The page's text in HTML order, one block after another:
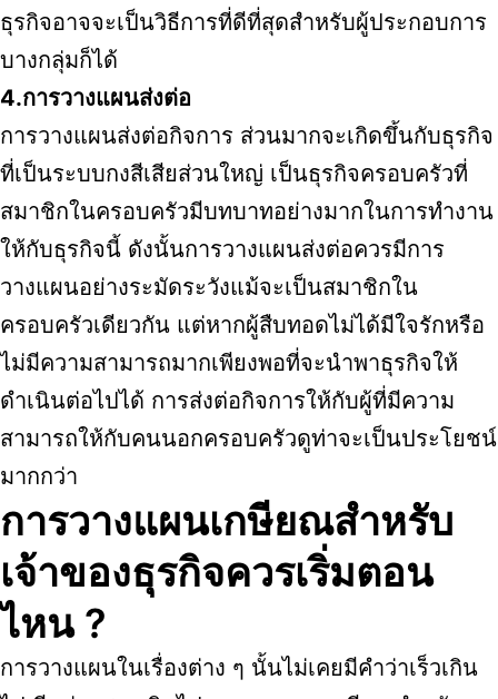
ธุรกิจอาจจะเป็นวิธีการที่ดีที่สุดสำหรับผู้ประกอบการ
บางกลุ่มก็ได้
4.การวางแผนส่งต่อ
การวางแผนส่งต่อกิจการ ส่วนมากจะเกิดขึ้นกับธุรกิจ
ที่เป็นระบบกงสีเสียส่วนใหญ่ เป็นธุรกิจครอบครัวที่
สมาชิกในครอบครัวมีบทบาทอย่างมากในการทำงาน
ให้กับธุรกิจนี้ ดังนั้นการวางแผนส่งต่อควรมีการ
วางแผนอย่างระมัดระวังแม้จะเป็นสมาชิกใน
ครอบครัวเดียวกัน แต่หากผู้สืบทอดไม่ได้มีใจรักหรือ
ไม่มีความสามารถมากเพียงพอที่จะนำพาธุรกิจให้
ดำเนินต่อไปได้ การส่งต่อกิจการให้กับผู้ที่มีความ
สามารถให้กับคนนอกครอบครัวดูท่าจะเป็นประโยชน์
มากกว่า
การวางแผนเกษียณสำหรับ
เจ้าของธุรกิจควรเริ่มตอน
ไหน ?
การวางแผนในเรื่องต่าง ๆ นั้นไม่เคยมีคำว่าเร็วเกิน